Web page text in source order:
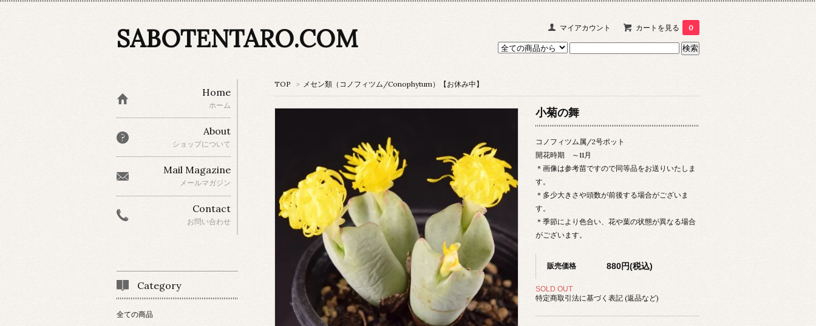
マイアカウント カートを見る 0
SABOTENTARO.COM
TOP > メセン類（コノフィツム/Conophytum）【お休み中】
小菊の舞
コノフィツム属/2号ポット
開花時期 ～11月
＊画像は参考苗ですので同等品をお送りいたしま
す。
＊多少大きさや頭数が前後する場合がございま
す。
＊季節により色合い、花や葉の状態が異なる場合
がございます。
販売価格 880円(税込)
SOLD OUT
特定商取引法に基づく表記 (返品など)
Home
ホーム
About
ショップについて
Mail Magazine
メールマガジン
Contact
お問い合わせ
Category
全ての商品